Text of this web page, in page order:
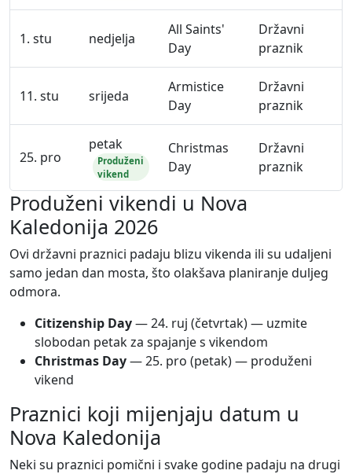
1. stu nedjelja
All Saints'
Day
Državni
praznik
11. stu srijeda
Armistice
Day
Državni
praznik
25. pro
petak
Produženi
vikend
Christmas
Day
Državni
praznik
Produženi vikendi u Nova
Kaledonija 2026
Ovi državni praznici padaju blizu vikenda ili su udaljeni
samo jedan dan mosta, što olakšava planiranje duljeg
odmora.
Citizenship Day—24. ruj (četvrtak) — uzmite
slobodan petak za spajanje s vikendom
Christmas Day—25. pro (petak) — produženi
vikend
Praznici koji mijenjaju datum u
Nova Kaledonija
Neki su praznici pomični i svake godine padaju na drugi